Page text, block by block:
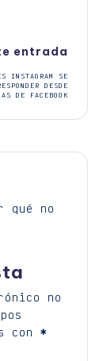
entrada
INSTAGRAM SE
DESDE
DE FACEBOOK
qué no
no
con *